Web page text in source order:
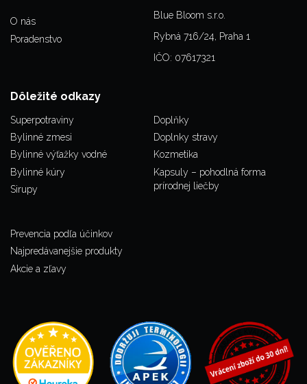
O nás
Poradenstvo
Blue Bloom s.r.o.
Rybná 716/24, Praha 1
IČO: 07617321
Dôležité odkazy
Superpotraviny
Bylinné zmesi
Bylinné výťažky vodné
Bylinné kúry
Sirupy
Doplňky
Doplnky stravy
Kozmetika
Kapsuly – pohodlná forma
prírodnej liečby
Prevencia podľa účinkov
Najpredávanejšie produkty
Akcie a zľavy